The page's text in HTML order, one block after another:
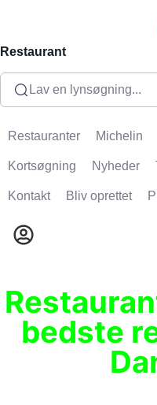
Restaurant
Lav en lynsøgning...
Restauranter Michelin
Kortsøgning Nyheder
Kontakt Bliv oprettet
bedste